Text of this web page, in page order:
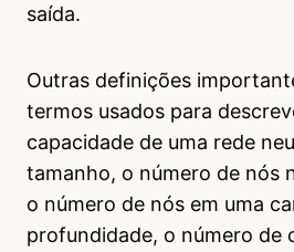
saída.
Outras definições
termos usados para
capacidade de uma rede
tamanho, o número de nós
o número de nós em uma
profundidade, o número de